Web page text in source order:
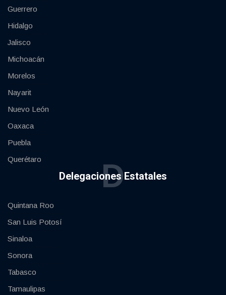
Guerrero
Hidalgo
Jalisco
Michoacán
Morelos
Nayarit
Nuevo León
Oaxaca
Puebla
Querétaro
Delegaciones Estatales
D
Quintana Roo
San Luis Potosí
Sinaloa
Sonora
Tabasco
Tamaulipas